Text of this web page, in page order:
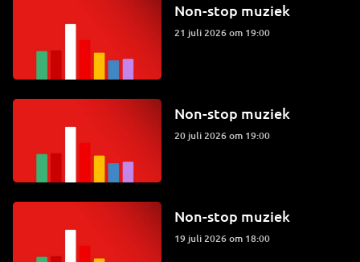
Non-stop muziek
21 juli 2026 om 19:00
Non-stop muziek
20 juli 2026 om 19:00
Non-stop muziek
19 juli 2026 om 18:00